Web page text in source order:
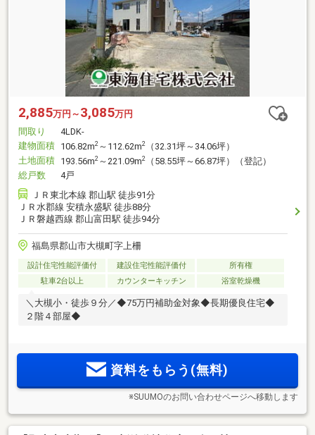
2,885万円～ 3,085万円
間取り
4LDK-
建物面積 106.82m2 ～112.62m2
（32.31坪～34.06坪）
土地面積 193.56m2 ～221.09m2
（58.55坪～66.87坪）（登記）
総戸数
4戸
ＪＲ東北本線 郡山駅 徒歩91分
ＪＲ水郡線 安積永盛駅 徒歩88分
ＪＲ磐越西線 郡山富田駅 徒歩94分
福島県郡山市大槻町字上柵
設計住宅性能評価付 建設住宅性能評価付
所有権
駐車2台以上
カウンターキッチン 浴室乾燥機
＼大槻小・徒歩９分／◆75万円補助金対象◆長期優良住宅◆
２階４部屋◆
資料をもらう(無料)
※SUUMOのお問い合わせページへ移動します